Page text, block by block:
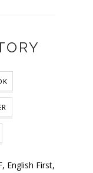
, English First,